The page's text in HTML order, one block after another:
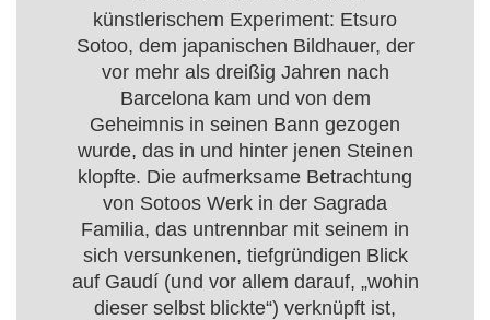
künstlerischem Experiment: Etsuro
Sotoo, dem japanischen Bildhauer, der
vor mehr als dreißig Jahren nach
Barcelona kam und von dem
Geheimnis in seinen Bann gezogen
wurde, das in und hinter jenen Steinen
klopfte. Die aufmerksame Betrachtung
von Sotoos Werk in der Sagrada
Familia, das untrennbar mit seinem in
sich versunkenen, tiefgründigen Blick
auf Gaudí (und vor allem darauf, „wohin
dieser selbst blickte“) verknüpft ist,